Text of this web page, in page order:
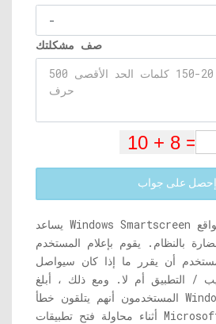
صف مشكلتك
إحصل على جواب
يساعد Windows Smartscreen في التحقق من مواقع
بالنظام. يقوم بإعلام المستخدم
أن يقرر ما إذا كان سيواصل
/ التطبيق أم لا. ومع ذلك ، أبلغ
المستخدمون أنهم يتلقون خطأ Windows SmartScreen
أثناء محاولة فتح تطبيقات Microsoft الخاصة التي تم